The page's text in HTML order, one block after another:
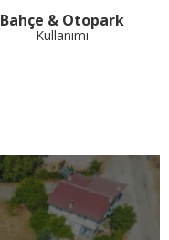
Bahçe & Otopark
Kullanımı